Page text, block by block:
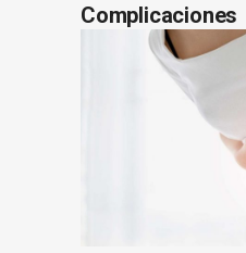
Complicaciones